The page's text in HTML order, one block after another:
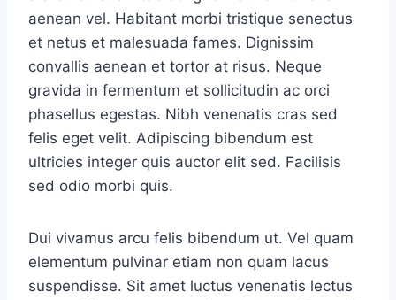
aenean vel. Habitant morbi tristique senectus
et netus et malesuada fames. Dignissim
convallis aenean et tortor at risus. Neque
gravida in fermentum et sollicitudin ac orci
phasellus egestas. Nibh venenatis cras sed
felis eget velit. Adipiscing bibendum est
ultricies integer quis auctor elit sed. Facilisis
sed odio morbi quis.
Dui vivamus arcu felis bibendum ut. Vel quam
elementum pulvinar etiam non quam lacus
suspendisse. Sit amet luctus venenatis lectus